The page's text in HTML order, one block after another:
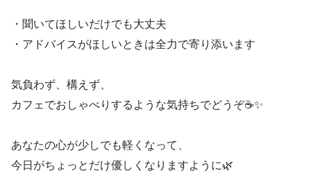
・聞いてほしいだけでも大丈夫
・アドバイスがほしいときは全力で寄り添います
気負わず、構えず、
カフェでおしゃべりするような気持ちでどうぞ☕✨
あなたの心が少しでも軽くなって、
今日がちょっとだけ優しくなりますように🌿